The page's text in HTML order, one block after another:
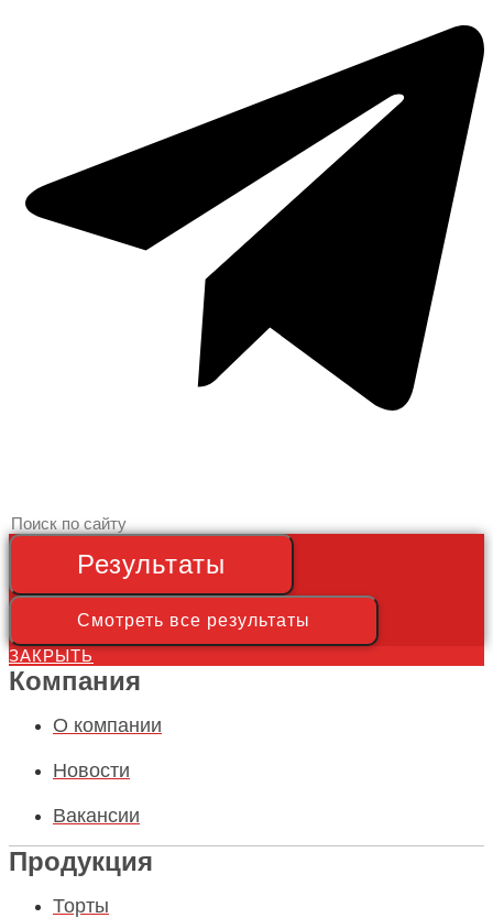
Search
...
Результаты
Смотреть все результаты
ЗАКРЫТЬ
Компания
О компании
Новости
Вакансии
Продукция
Торты